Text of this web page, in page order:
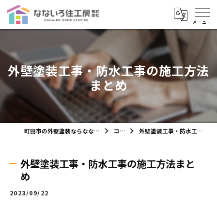
外壁塗装工事・防水工事の施工方法
まとめ
町田市の外壁塗装ならなないろ住工房株式会社 コラム 外壁塗装工事・防水工事の施工方法まとめ
外壁塗装工事・防水工事の施工方法まと
め
2023/09/22